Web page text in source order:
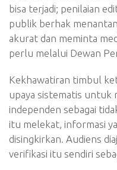
bisa terjadi; penilaian
publik berhak
akurat dan meminta
perlu melalui Dewan
Kekhawatiran timbul
upaya sistematis untuk
independen sebagai
itu melekat, informasi
disingkirkan. Audiens
verifikasi itu sendiri